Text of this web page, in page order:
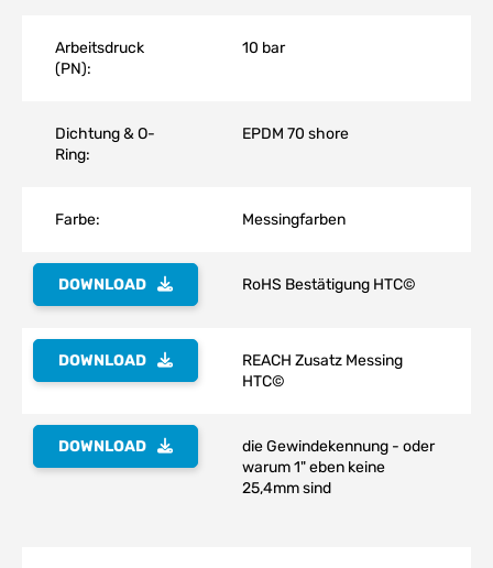
Arbeitsdruck
(PN):
10 bar
Dichtung & O-
Ring:
EPDM 70 shore
Farbe: Messingfarben
DOWNLOAD RoHS Bestätigung HTC©
DOWNLOAD
REACH Zusatz Messing
HTC©
DOWNLOAD
die Gewindekennung - oder
warum 1" eben keine
25,4mm sind